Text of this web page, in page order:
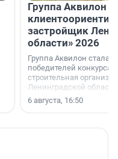
Группа Аквилон
застройщик
области» 2026
Группа Аквилон стала
победителей конкурса
строительная
Ленинградской области
номинации «Самый
застройщик
области».
6 августа, 16:50